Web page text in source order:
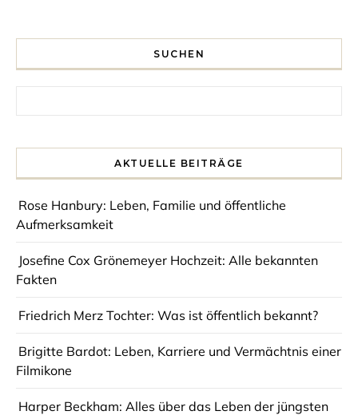
SUCHEN
AKTUELLE BEITRÄGE
Rose Hanbury: Leben, Familie und öffentliche
Aufmerksamkeit
Josefine Cox Grönemeyer Hochzeit: Alle bekannten
Fakten
Friedrich Merz Tochter: Was ist öffentlich bekannt?
Brigitte Bardot: Leben, Karriere und Vermächtnis einer
Filmikone
Harper Beckham: Alles über das Leben der jüngsten